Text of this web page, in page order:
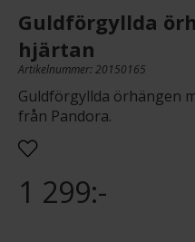
Guldförgyllda
hjärtan
Artikelnummer: 20150165
Guldförgyllda örhängen
från Pandora.
1 299:-